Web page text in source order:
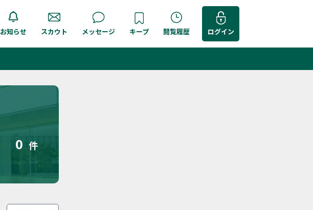
お知らせ スカウト メッセージ キープ 閲覧履歴 ログイン
0 件